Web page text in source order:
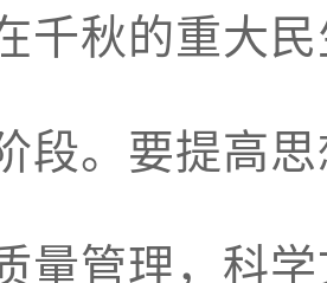
千秋的重大
段。要提高
量管理，科